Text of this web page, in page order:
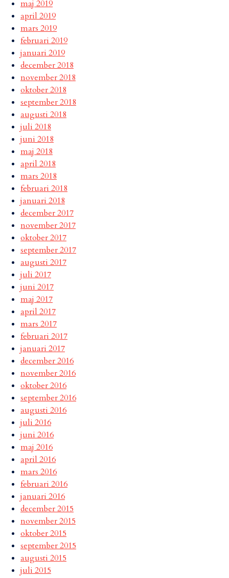
maj 2019
april 2019
mars 2019
februari 2019
januari 2019
december 2018
november 2018
oktober 2018
september 2018
augusti 2018
juli 2018
juni 2018
maj 2018
april 2018
mars 2018
februari 2018
januari 2018
december 2017
november 2017
oktober 2017
september 2017
augusti 2017
juli 2017
juni 2017
maj 2017
april 2017
mars 2017
februari 2017
januari 2017
december 2016
november 2016
oktober 2016
september 2016
augusti 2016
juli 2016
juni 2016
maj 2016
april 2016
mars 2016
februari 2016
januari 2016
december 2015
november 2015
oktober 2015
september 2015
augusti 2015
juli 2015